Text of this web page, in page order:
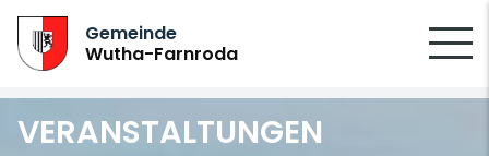
Gemeinde
Wutha-Farnroda
VERANSTALTUNGEN